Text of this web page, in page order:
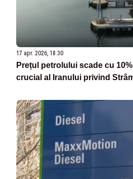
17 apr. 2026, 18:30
Prețul petrolului scade cu
crucial al Iranului privind